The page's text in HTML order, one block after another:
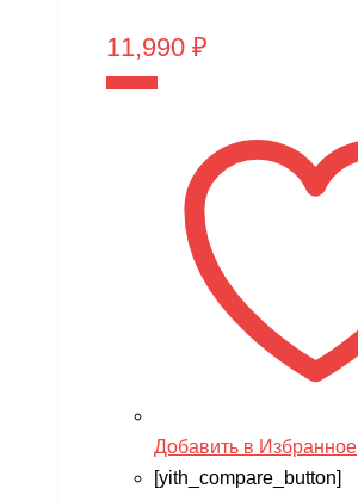
11,990 ₽
Добавить в Избранное
[yith_compare_button]